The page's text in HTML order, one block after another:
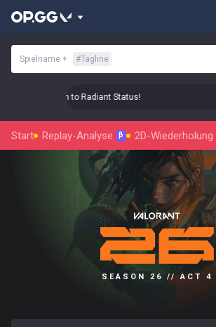
Spielname + #Tagline
Up Your Aim to Radiant Status!
Start Replay-Analyse β 2D-Wiederholung
SEASON 26 // ACT 4